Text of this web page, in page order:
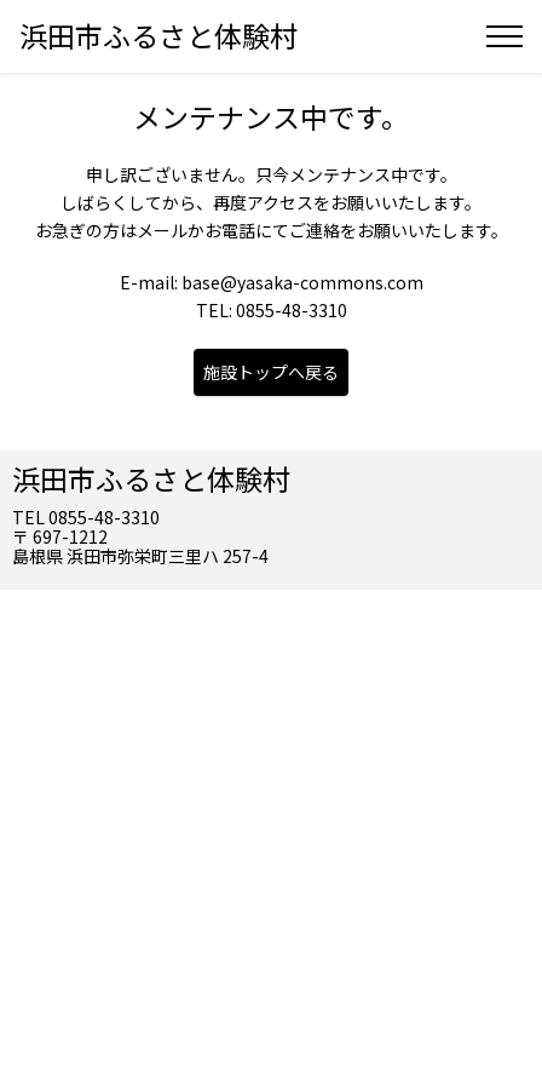
浜田市ふるさと体験村
メンテナンス中です。
申し訳ございません。只今メンテナンス中です。
しばらくしてから、再度アクセスをお願いいたします。
お急ぎの方はメールかお電話にてご連絡をお願いいたします。
E-mail: base@yasaka-commons.com
TEL: 0855-48-3310
施設トップへ戻る
浜田市ふるさと体験村
TEL 0855-48-3310
〒 697-1212
島根県 浜田市弥栄町三里ハ 257-4